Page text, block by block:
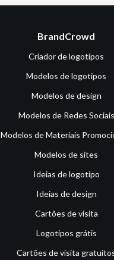
BrandCrowd
Criador de logotipos
Modelos de logotipos
Modelos de design
Modelos de Redes Sociais
Modelos de Materiais
Modelos de sites
Ideias de logotipo
Ideias de design
Cartões de visita
Logotipos grátis
Cartões de visita